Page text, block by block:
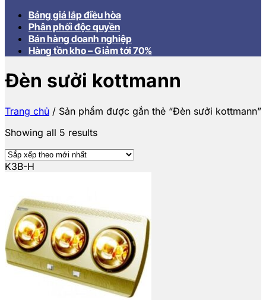
Bảng giá lắp điều hòa
Phân phối độc quyền
Bán hàng doanh nghiệp
Hàng tồn kho – Giảm tới 70%
Đèn sưởi kottmann
Trang chủ / Sản phẩm được gắn thẻ “Đèn sưởi kottmann”
Showing all 5 results
K3B-H